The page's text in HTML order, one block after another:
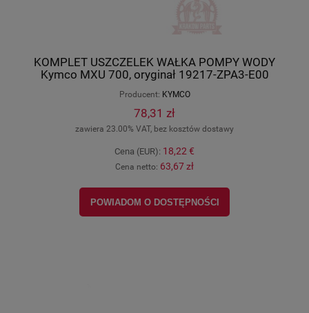
KOMPLET USZCZELEK WAŁKA POMPY WODY
Kymco MXU 700, oryginał 19217-ZPA3-E00
Producent: KYMCO
78,31 zł
zawiera 23.00% VAT, bez kosztów dostawy
Cena (EUR): 18,22 €
Cena netto: 63,67 zł
POWIADOM O DOSTĘPNOŚCI